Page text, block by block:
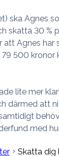
ska Agnes
skatta 30 %
att Agnes har
500 kronor
lite mer
därmed att
med
Skatta dig